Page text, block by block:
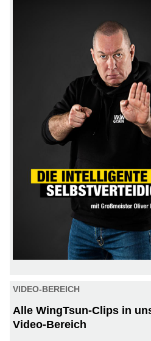
VIDEO-BEREICH
Alle WingTsun-Clips in
Video-Bereich